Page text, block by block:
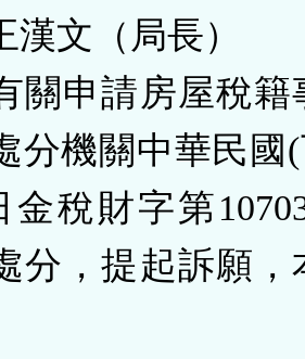
文（局長）
關申請房屋稅籍
分機關中華民國
稅財字第
分，提起訴願，